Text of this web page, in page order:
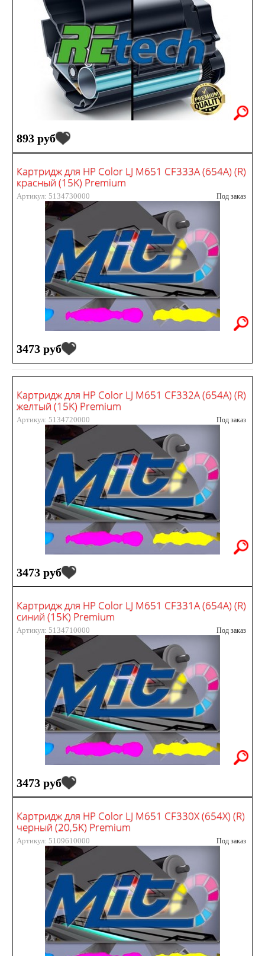
893 руб
Картридж для HP Color LJ M651 CF333A (654A) (R)
красный (15K) Premium
Артикул: 5134730000 Под заказ
3473 руб
Картридж для HP Color LJ M651 CF332A (654A) (R)
желтый (15K) Premium
Артикул: 5134720000 Под заказ
3473 руб
Картридж для HP Color LJ M651 CF331A (654A) (R)
синий (15K) Premium
Артикул: 5134710000 Под заказ
3473 руб
Картридж для HP Color LJ M651 CF330X (654X) (R)
черный (20,5K) Premium
Артикул: 5109610000 Под заказ